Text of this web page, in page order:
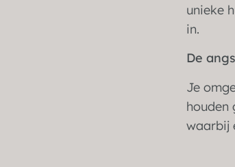
unieke
in.
De
Je
houden
waarbij